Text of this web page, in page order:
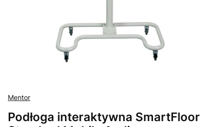
Mentor
Podłoga interaktywna SmartFloor